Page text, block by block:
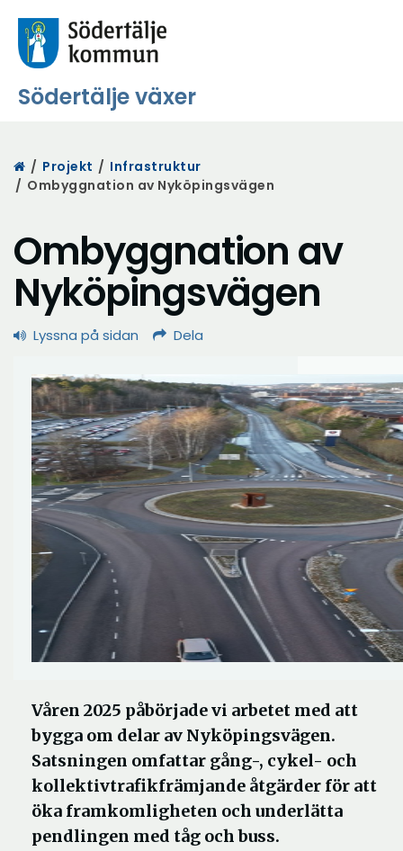
Södertälje växer
Start
/ Projekt / Infrastruktur
/ Ombyggnation av Nyköpingsvägen
Ombyggnation av
Nyköpingsvägen
Lyssna på sidan Dela
Våren 2025 påbörjade vi arbetet med att
bygga om delar av Nyköpingsvägen.
Satsningen omfattar gång-, cykel- och
kollektivtrafikfrämjande åtgärder för att
öka framkomligheten och underlätta
pendlingen med tåg och buss.